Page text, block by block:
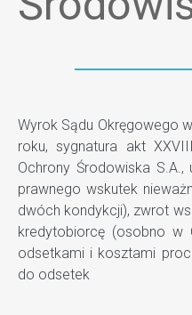
Wyrok Sądu Okręgowego
roku, sygnatura akt
Ochrony Środowiska S.A.,
prawnego wskutek
dwóch kondykcji), zwrot
kredytobiorcę (osobno w
odsetkami i kosztami
do odsetek